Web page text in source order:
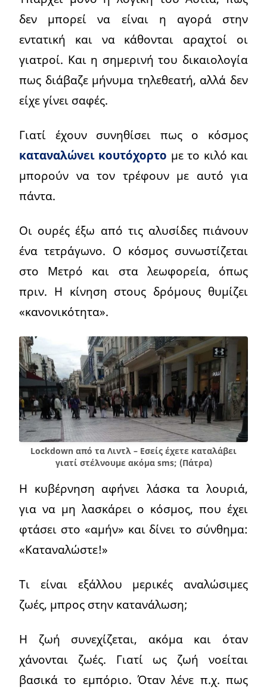
δεν μπορεί να είναι η αγορά στην
εντατική και να κάθονται αραχτοί οι
γιατροί. Και η σημερινή του δικαιολογία
πως διάβαζε μήνυμα τηλεθεατή, αλλά δεν
είχε γίνει σαφές.
Γιατί έχουν συνηθίσει πως ο κόσμος
καταναλώνει κουτόχορτο με το κιλό και
μπορούν να τον τρέφουν με αυτό για
πάντα.
Οι ουρές έξω από τις αλυσίδες πιάνουν
ένα τετράγωνο. Ο κόσμος συνωστίζεται
στο Μετρό και στα λεωφορεία, όπως
πριν. Η κίνηση στους δρόμους θυμίζει
«κανονικότητα».
Lockdown από τα Λιντλ – Εσείς έχετε καταλάβει
γιατί στέλνουμε ακόμα sms; (Πάτρα)
Η κυβέρνηση αφήνει λάσκα τα λουριά,
για να μη λασκάρει ο κόσμος, που έχει
φτάσει στο «αμήν» και δίνει το σύνθημα:
«Καταναλώστε!»
Τι είναι εξάλλου μερικές αναλώσιμες
ζωές, μπρος στην κατανάλωση;
Η ζωή συνεχίζεται, ακόμα και όταν
χάνονται ζωές. Γιατί ως ζωή νοείται
βασικά το εμπόριο. Όταν λένε π.χ. πως